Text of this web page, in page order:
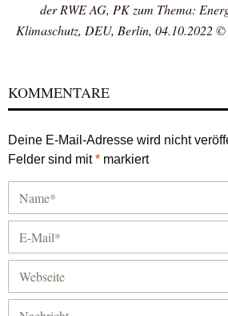
der RWE AG, PK zum Thema:
Klimaschutz, DEU, Berlin, 04.10.2022 ©
KOMMENTARE
Deine E-Mail-Adresse wird nicht
Felder sind mit* markiert